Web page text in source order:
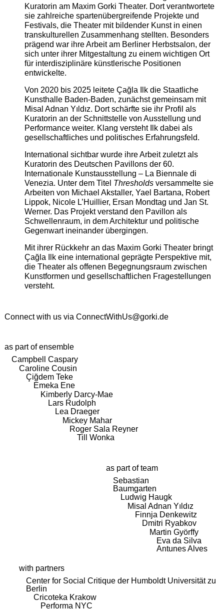
Kuratorin am Maxim Gorki Theater. Dort verantwortete
sie zahlreiche spartenübergreifende Projekte und
Festivals, die Theater mit bildender Kunst in einen
transkulturellen Zusammenhang stellten. Besonders
prägend war ihre Arbeit am Berliner Herbstsalon, der
sich unter ihrer Mitgestaltung zu einem wichtigen Ort
für interdisziplinäre künstlerische Positionen
entwickelte.
Von 2020 bis 2025 leitete Çağla Ilk die Staatliche
Kunsthalle Baden-Baden, zunächst gemeinsam mit
Misal Adnan Yıldız. Dort schärfte sie ihr Profil als
Kuratorin an der Schnittstelle von Ausstellung und
Performance weiter. Klang versteht Ilk dabei als
gesellschaftliches und politisches Erfahrungsfeld.
International sichtbar wurde ihre Arbeit zuletzt als
Kuratorin des Deutschen Pavillons der 60.
Internationale Kunstausstellung – La Biennale di
Venezia. Unter dem Titel Thresholdsversammelte sie
Arbeiten von Michael Akstaller, Yael Bartana, Robert
Lippok, Nicole L’Huillier, Ersan Mondtag und Jan St.
Werner. Das Projekt verstand den Pavillon als
Schwellenraum, in dem Architektur und politische
Gegenwart ineinander übergingen.
Mit ihrer Rückkehr an das Maxim Gorki Theater bringt
Çağla Ilk eine international geprägte Perspektive mit,
die Theater als offenen Begegnungsraum zwischen
Kunstformen und gesellschaftlichen Fragestellungen
versteht.
Connect with us via ConnectWithUs@gorki.de
as part of ensemble
Campbell Caspary
Caroline Cousin
Çiğdem Teke
Emeka Ene
Kimberly Darcy-Mae
Lars Rudolph
Lea Draeger
Mickey Mahar
Roger Sala Reyner
Till Wonka
as part of team
Sebastian
Baumgarten
Ludwig Haugk
Misal Adnan Yıldız
Finnja Denkewitz
Dmitri Ryabkov
Martin Györffy
Eva da Silva
Antunes Alves
with partners
Center for Social Critique der Humboldt Universität zu
Berlin
Cricoteka Krakow
Performa NYC